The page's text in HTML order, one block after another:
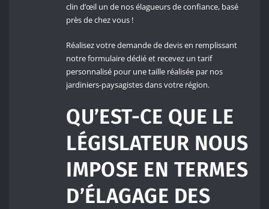
clin d’œil un de nos élagueurs de confiance, basé
près de chez vous !
Réalisez votre demande de devis en remplissant
notre formulaire dédié et recevez un tarif
personnalisé pour une taille réalisée par nos
jardiniers-paysagistes dans votre région.
QU’EST-CE QUE LE
LÉGISLATEUR NOUS
IMPOSE EN TERMES
D’ÉLAGAGE DES